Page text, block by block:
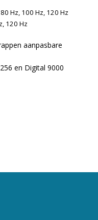
Hz, 100 Hz, 120 Hz
120 Hz
aanpasbare
en Digital 9000